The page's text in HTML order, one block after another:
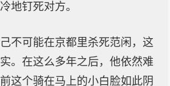
地钉死对方。
不可能在京都里杀死范闲，这
。在这么多年之后，他依然难
这个骑在马上的小白脸如此阴